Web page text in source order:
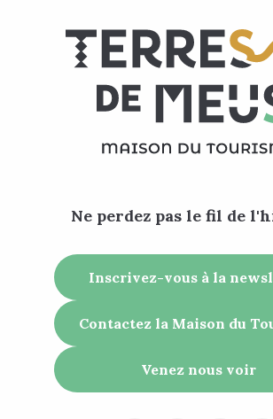
Ne perdez pas le fil de
Inscrivez-vous à la
Contactez la Maison du
Venez nous voir